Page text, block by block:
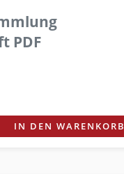
PDF
IN DEN WARENKORB